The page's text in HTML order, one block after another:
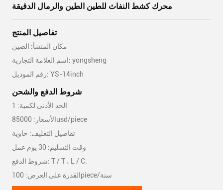
محرك كشط النفاث للطين الطين والرمال الدقيقة
تفاصيل المنتج
مكان المنشأ: الصين
اسم العلامة التجارية: yongsheng
رقم الموديل: YS-14inch
شروط الدفع والشحن
الحد الأدنى لكمية: 1
الأسعار: 85000usd/piece
تفاصيل التغليف: حاوية
وقت التسليم: 30 يوم عمل
شروط الدفع: T / T ، L / C.
القدرة على العرض: 100piece/سنة